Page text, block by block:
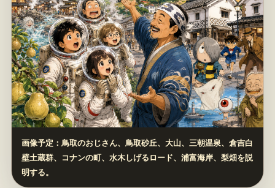
画像予定：鳥取のおじさん、鳥取砂丘、大山、三朝温泉、倉吉白
壁土蔵群、コナンの町、水木しげるロード、浦富海岸、梨畑を説
明する。